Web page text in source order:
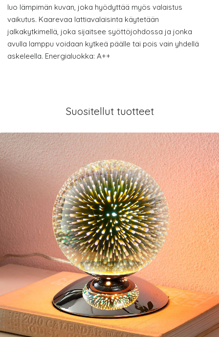
luo lämpimän kuvan, joka hyödyttää myös valaistus
vaikutus. Kaarevaa lattiavalaisinta käytetään
jalkakytkimellä, joka sijaitsee syöttöjohdossa ja jonka
avulla lamppu voidaan kytkeä päälle tai pois vain yhdellä
askeleella. Energialuokka: A++
Suositellut tuotteet